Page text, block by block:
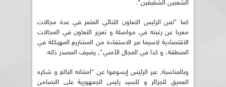
الشعبين الشقيقين".
كما "ثمن الرئيس التعاون الثنائي المثمر في عدة مجالات
معربا عن رغبته في مواصلة و تعزيز التعاون في المجالات
الاقتصادية لاسيما عبر الاستفادة من المشاريع المهيكلة في
المنطقة، و كذا في المجال الأمني", يضيف المصدر ذاته.
وبالمناسبة, عبر الرئيس إيسوفوا عن "امتنانه البالغ و شكره
العميق للجزائر و للسيد رئيس الجمهورية على التضامن